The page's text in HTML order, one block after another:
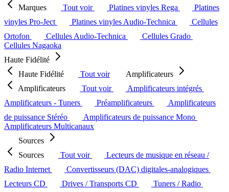
Marques
Tout voir Platines vinyles Rega
Platines
vinyles Pro-Ject
Platines vinyles Audio-Technica
Cellules
Ortofon
Cellules Audio-Technica
Cellules Grado
Cellules Nagaoka
Haute Fidélité
Haute Fidélité
Tout voir
Amplificateurs
Amplificateurs
Tout voir
Amplificateurs intégrés
Amplificateurs - Tuners
Préamplificateurs
Amplificateurs
de puissance Stéréo
Amplificateurs de puissance Mono
Amplificateurs Multicanaux
Sources
Sources
Tout voir
Lecteurs de musique en réseau /
Radio Internet
Convertisseurs (DAC) digitales-analogiques
Lecteurs CD
Drives / Transports CD
Tuners / Radio